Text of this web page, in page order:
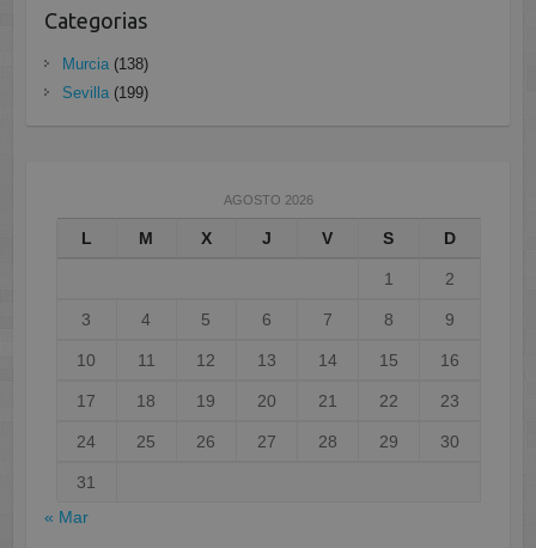
Categorias
Murcia(138)
Sevilla(199)
AGOSTO 2026
L M X J V S D
1 2
3 4 5 6 7 8 9
10 11 12 13 14 15 16
17 18 19 20 21 22 23
24 25 26 27 28 29 30
31
« Mar